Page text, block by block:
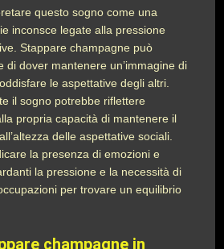
questo sogno come una
inconsce legate alla pressione
Stappare champagne può
di dover mantenere un’immagine di
le aspettative degli altri.
il sogno potrebbe riflettere
propria capacità di mantenere il
delle aspettative sociali.
la presenza di emozioni e
la pressione e la necessità di
per trovare un equilibrio
champagne in